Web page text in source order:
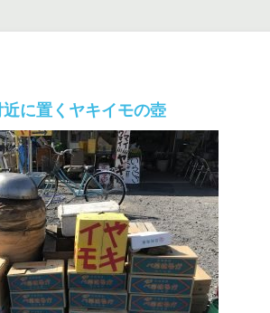
に置くヤキイモの壺